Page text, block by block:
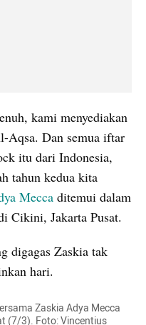
kami menyediakan
Aqsa. Dan semua iftar
itu dari Indonesia,
tahun kedua kita
Mecca ditemui dalam
Cikini, Jakarta Pusat.
digagas Zaskia tak
hari.
Zaskia Adya Mecca
(7/3). Foto: Vincentius